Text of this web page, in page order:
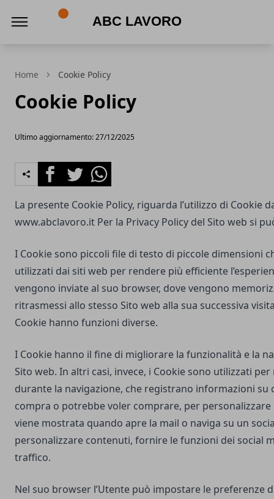
Home Cookie Policy
Cookie Policy
Ultimo aggiornamento: 27/12/2025
FacebookTwitterWhatsapp
La presente Cookie Policy, riguarda l’utilizzo di Cookie
www.abclavoro.it Per la Privacy Policy del Sito web si
I Cookie sono piccoli file di testo di piccole dimensioni
utilizzati dai siti web per rendere più efficiente
vengono inviate al suo browser, dove vengono
ritrasmessi allo stesso Sito web alla sua successiva
Cookie hanno funzioni diverse.
I Cookie hanno il fine di migliorare la funzionalità e la
Sito web. In altri casi, invece, i Cookie sono utilizzati
durante la navigazione, che registrano informazioni su
compra o potrebbe voler comprare, per
viene mostrata quando apre la mail o naviga su un
personalizzare contenuti, fornire le funzioni dei social
traffico.
Nel suo browser l’Utente può impostare le preferenze